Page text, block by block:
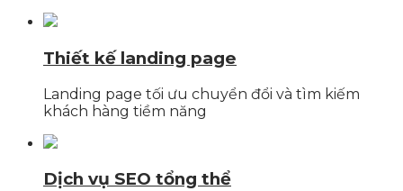
Thiết kế landing page
Landing page tối ưu chuyển đổi và tìm kiếm
khách hàng tiềm năng
Dịch vụ SEO tổng thể